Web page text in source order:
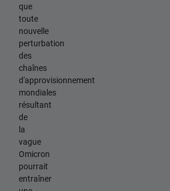
que
toute
nouvelle
perturbation
des
chaînes
d'approvisionnement
mondiales
résultant
de
la
vague
Omicron
pourrait
entraîner